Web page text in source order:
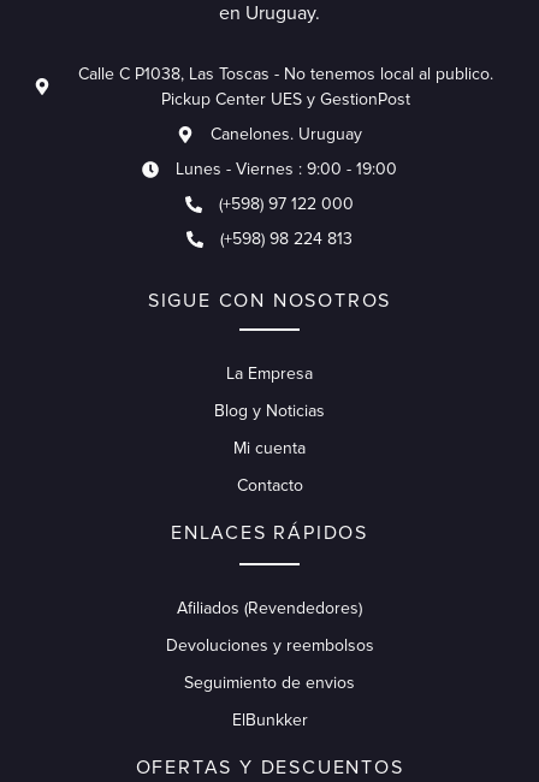
en Uruguay.
Calle C P1038, Las Toscas - No tenemos local al publico.
Pickup Center UES y GestionPost
Canelones. Uruguay
Lunes - Viernes : 9:00 - 19:00
(+598) 97 122 000
(+598) 98 224 813
SIGUE CON NOSOTROS
La Empresa
Blog y Noticias
Mi cuenta
Contacto
ENLACES RÁPIDOS
Afiliados (Revendedores)
Devoluciones y reembolsos
Seguimiento de envios
ElBunkker
OFERTAS Y DESCUENTOS